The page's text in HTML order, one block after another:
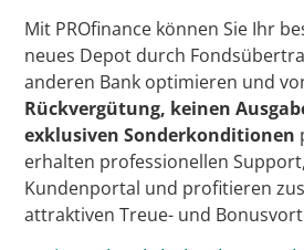
Mit PROfinance können Sie Ihr
neues Depot durch
anderen Bank optimieren und
Rückvergütung, keinen
exklusiven Sonderkonditionen
erhalten professionellen
Kundenportal und profitieren
attraktiven Treue- und